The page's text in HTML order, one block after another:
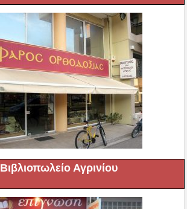
Βιβλιοπωλείο Αγρινίου